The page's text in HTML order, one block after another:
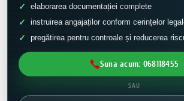
elaborarea documentației complete
instruirea angajaților conform cerințelor
pregătirea pentru controale și reducerea
Suna acum: 068118455
SAU